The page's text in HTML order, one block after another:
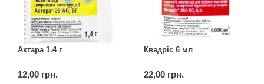
Актара 1.4 г
12,00 грн.
Квадріс 6 мл
22,00 грн.